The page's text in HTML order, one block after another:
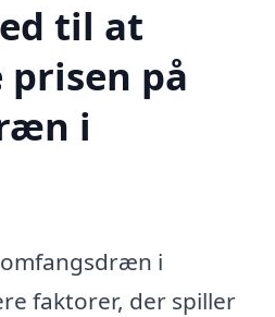
til at
prisen på
i
i
faktorer, der spiller